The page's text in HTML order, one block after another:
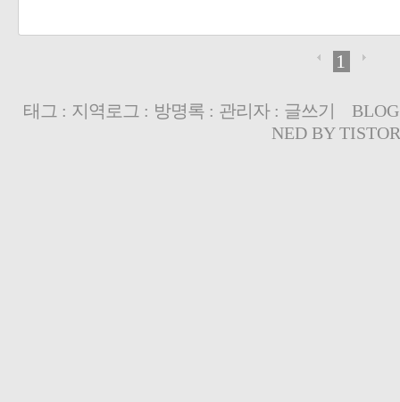
1
태그: 지역로그: 방명록: 관리자: 글쓰기
NED BY